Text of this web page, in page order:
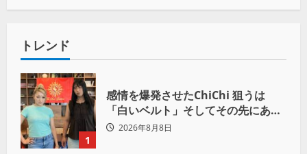
トレンド
1
感情を爆発させたChiChi 狙うは
「白いベルト」そしてその先にある
世界へ
2026年8月8日